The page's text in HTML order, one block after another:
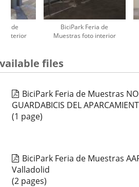
de
exterior
BiciPark Feria de
Muestras foto interior
files
BiciPark Feria de Muestras
GUARDABICIS DEL
(1 page)
BiciPark Feria de Muestras
Valladolid
(2 pages)